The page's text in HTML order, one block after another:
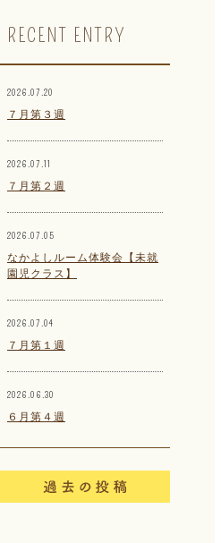
RECENT ENTRY
2026.07.20
７月第３週
2026.07.11
７月第２週
2026.07.05
なかよしルーム体験会【未就
園児クラス】
2026.07.04
７月第１週
2026.06.30
６月第４週